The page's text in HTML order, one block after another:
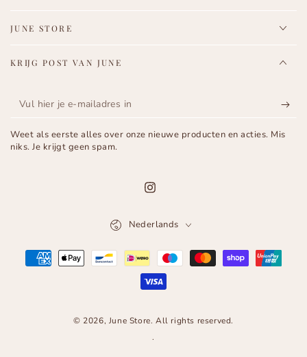
JUNE STORE
KRIJG POST VAN JUNE
Vul
je
Weet als eerste alles over onze nieuwe producten en acties. Mis
niks. Je krijgt geen spam.
Instagram
© 2026, June Store. All rights reserved.
.
Nederlands
Betaalmethoden